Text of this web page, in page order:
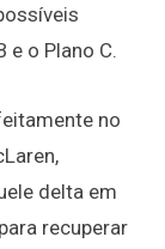
e o Plano C.
no
delta em
recuperar